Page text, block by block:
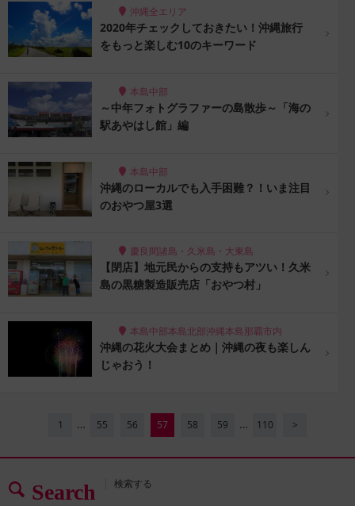
沖縄全エリア
2020年チェックしておきたい！沖縄旅行
をもっと楽しむ10のキーワード
本島中部
～中年フォトグラファーの島散歩～「海の
駅あやはし館」編
本島中部
沖縄のローカルでも入手困難？！いま注目
のおやつ屋3選
慶良間諸島・久米島・大東島
【閉店】地元民からの支持もアツい！久米
島の黒糖製造販売店「おやつ村」
本島中部本島北部沖縄本島那覇市内
沖縄の花火大会まとめ｜沖縄の夜も楽しん
じゃおう！
1 … 55 56 57 58 59 … 110 >
Search 検索する